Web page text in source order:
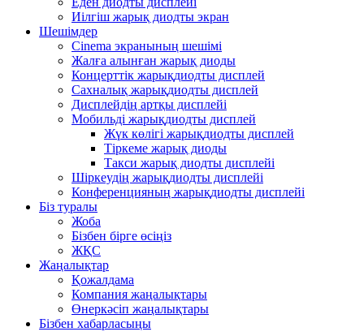
Иілгіш жарық диодты экран
Шешімдер
Cinema экранының шешімі
Жалға алынған жарық диоды
Концерттік жарықдиодты дисплей
Сахналық жарықдиодты дисплей
Дисплейдің артқы дисплейі
Мобильді жарықдиодты дисплей
Жүк көлігі жарықдиодты дисплей
Тіркеме жарық диоды
Такси жарық диодты дисплейі
Шіркеудің жарықдиодты дисплейі
Конференцияның жарықдиодты дисплейі
Біз туралы
Жоба
Бізбен бірге өсіңіз
ЖҚС
Жаңалықтар
Қожалдама
Компания жаңалықтары
Өнеркәсіп жаңалықтары
Бізбен хабарласыңы